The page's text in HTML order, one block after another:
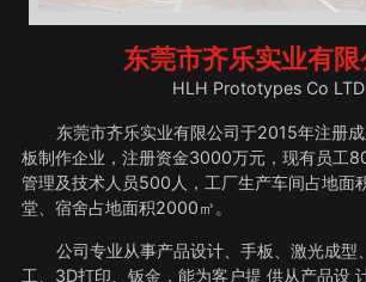
东莞市齐乐实业有限
HLH Prototypes Co LTD
东莞市齐乐实业有限公司于2015年注册
板制作企业，注册资金3000万元，现有员工
管理及技术人员500人，工厂生产车间占地面
堂、宿舍占地面积2000㎡。
公司专业从事产品设计、手板、激光成型
工、3D打印、钣金，能为客户提 供从产品设